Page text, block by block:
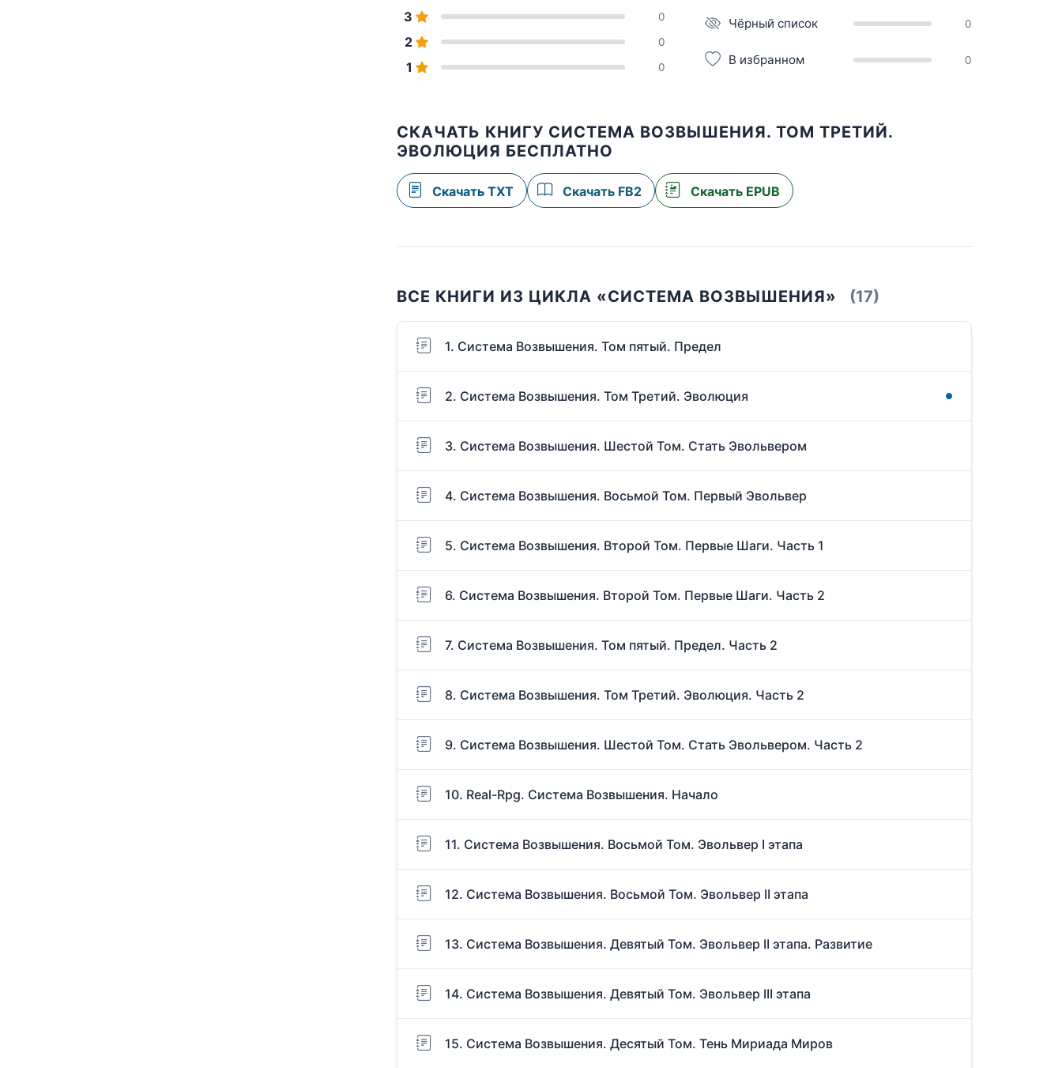
3 0
2 0
1 0
Чёрный список 0
В избранном 0
СКАЧАТЬ КНИГУ СИСТЕМА ВОЗВЫШЕНИЯ. ТОМ ТРЕТИЙ.
ЭВОЛЮЦИЯ БЕСПЛАТНО
Скачать TXT Скачать FB2 Скачать EPUB
ВСЕ КНИГИ ИЗ ЦИКЛА «СИСТЕМА ВОЗВЫШЕНИЯ» (17)
1. Система Возвышения. Том пятый. Предел
2. Система Возвышения. Том Третий. Эволюция
3. Система Возвышения. Шестой Том. Стать Эвольвером
4. Система Возвышения. Восьмой Том. Первый Эвольвер
5. Система Возвышения. Второй Том. Первые Шаги. Часть 1
6. Система Возвышения. Второй Том. Первые Шаги. Часть 2
7. Система Возвышения. Том пятый. Предел. Часть 2
8. Система Возвышения. Том Третий. Эволюция. Часть 2
9. Система Возвышения. Шестой Том. Стать Эвольвером. Часть 2
10. Real-Rpg. Система Возвышения. Начало
11. Система Возвышения. Восьмой Том. Эвольвер I этапа
12. Система Возвышения. Восьмой Том. Эвольвер II этапа
13. Система Возвышения. Девятый Том. Эвольвер II этапа. Развитие
14. Система Возвышения. Девятый Том. Эвольвер III этапа
15. Система Возвышения. Десятый Том. Тень Мириада Миров